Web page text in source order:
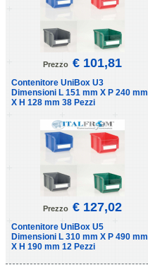
Prezzo € 101,81
Contenitore UniBox U3
Dimensioni L 151 mm X P 240 mm
X H 128 mm 38 Pezzi
Prezzo € 127,02
Contenitore UniBox U5
Dimensioni L 310 mm X P 490 mm
X H 190 mm 12 Pezzi